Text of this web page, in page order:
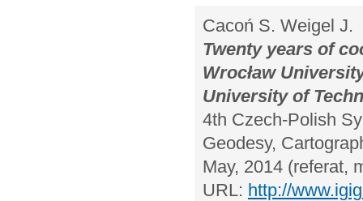
Cacoń S. Weigel J.
Twenty years of
Wrocław
University of
4th Czech-Polish
Geodesy,
May, 2014 (referat,
URL: http://